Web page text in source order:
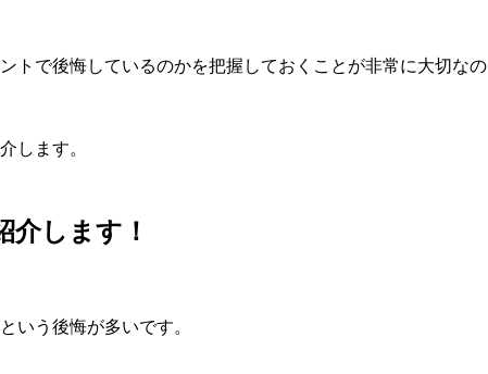
トで後悔しているのかを把握しておくことが非常に大切なの
します。
します！
いう後悔が多いです。